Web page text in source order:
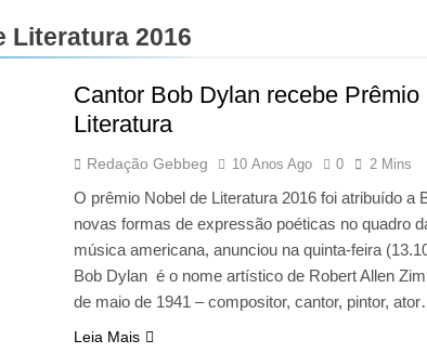
Literatura 2016
Cantor Bob Dylan recebe Prêmio
Literatura
Redação Gebbeg 10 Anos Ago 0 2 Mins
O prêmio Nobel de Literatura 2016 foi atribuído a
novas formas de expressão poéticas no quadro
música americana, anunciou na quinta-feira
Bob Dylan é o nome artístico de Robert Allen
de maio de 1941 – compositor, cantor, pintor,
Leia Mais